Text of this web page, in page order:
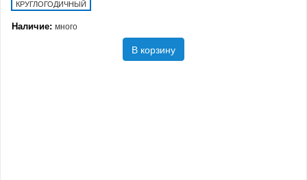
КРУГЛОГОДИЧНЫЙ
Наличие: много
В корзину